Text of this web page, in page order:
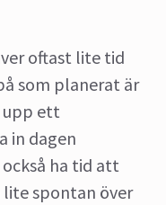
oftast lite tid
som planerat är
upp ett
in dagen
ha tid att
lite spontan över